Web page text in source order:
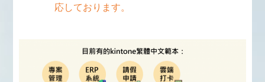
応しております。